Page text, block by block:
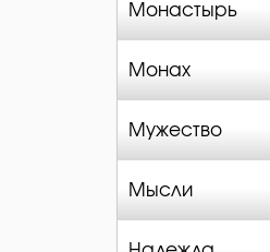
Монастырь
Монах
Мужество
Мысли